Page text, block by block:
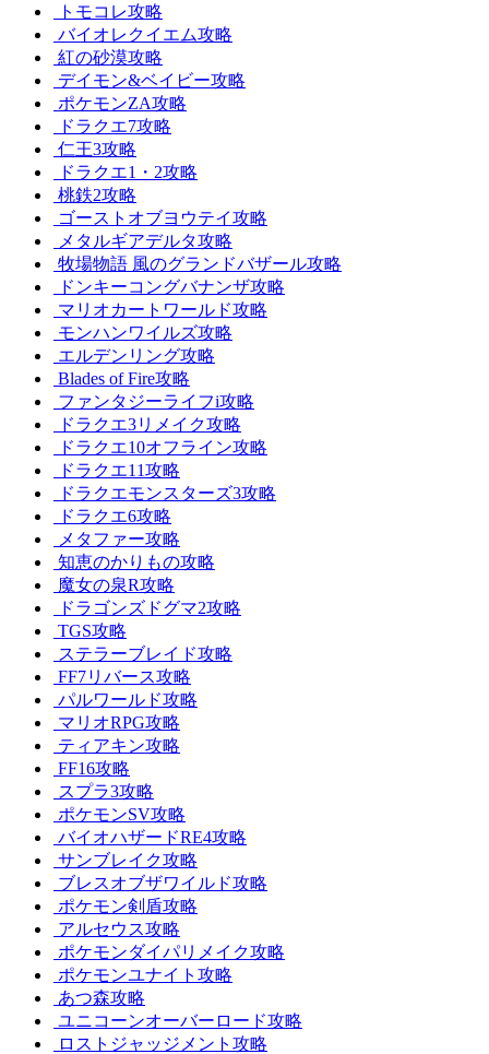
トモコレ攻略
バイオレクイエム攻略
紅の砂漠攻略
デイモン&ベイビー攻略
ポケモンZA攻略
ドラクエ7攻略
仁王3攻略
ドラクエ1・2攻略
桃鉄2攻略
ゴーストオブヨウテイ攻略
メタルギアデルタ攻略
牧場物語 風のグランドバザール攻略
ドンキーコングバナンザ攻略
マリオカートワールド攻略
モンハンワイルズ攻略
エルデンリング攻略
Blades of Fire攻略
ファンタジーライフi攻略
ドラクエ3リメイク攻略
ドラクエ10オフライン攻略
ドラクエ11攻略
ドラクエモンスターズ3攻略
ドラクエ6攻略
メタファー攻略
知恵のかりもの攻略
魔女の泉R攻略
ドラゴンズドグマ2攻略
TGS攻略
ステラーブレイド攻略
FF7リバース攻略
パルワールド攻略
マリオRPG攻略
ティアキン攻略
FF16攻略
スプラ3攻略
ポケモンSV攻略
バイオハザードRE4攻略
サンブレイク攻略
ブレスオブザワイルド攻略
ポケモン剣盾攻略
アルセウス攻略
ポケモンダイパリメイク攻略
ポケモンユナイト攻略
あつ森攻略
ユニコーンオーバーロード攻略
ロストジャッジメント攻略